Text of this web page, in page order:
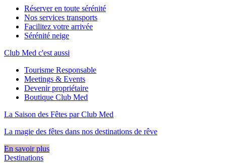
Réserver en toute sérénité
Nos services transports
Facilitez votre arrivée
Sérénité neige
Club Med c'est aussi
Tourisme Responsable
Meetings & Events
Devenir propriétaire
Boutique Club Med
La Saison des Fêtes par Club Med
La magie des fêtes dans nos destinations de rêve​
En savoir plus
Destinations